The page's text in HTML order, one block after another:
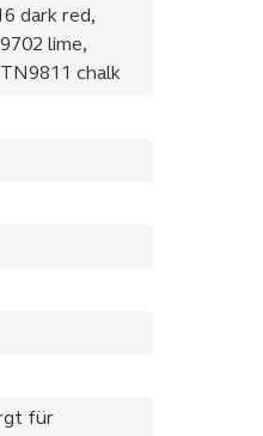
dark red,
lime,
chalk
für